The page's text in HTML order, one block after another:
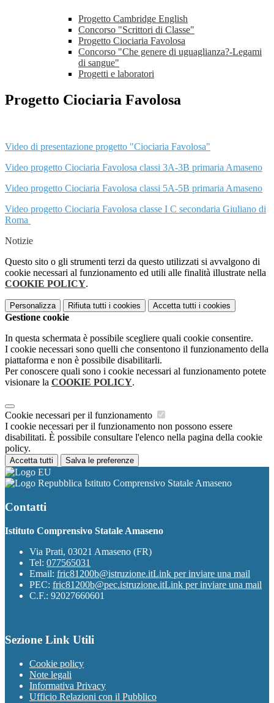
Progetto Cambridge English
Concorso "Scrittori di Classe"
Progetto Ciociaria Favolosa
Concorso "Che genere di uguaglianza?-Legami
di sangue"
Progetti e laboratori
Progetto Ciociaria Favolosa
Video di presentazione progetto "Ciociaria Favolosa"
Video progetto Ciociaria Favolosa classi 3A-3B primaria Amaseno
Video progetto Ciociaria Favolosa classi 5A-5B primaria Amaseno
Video progetto Ciociaria Favolosa classe I C secondaria Giuliano di
Roma
Notizie
Questo sito o gli strumenti terzi da questo utilizzati si avvalgono di
cookie necessari al funzionamento ed utili alle finalità illustrate nella
COOKIE POLICY.
Personalizza Rifiuta tutti i cookies Accetta tutti i cookies
Gestione cookie
In questa schermata è possibile scegliere quali cookie consentire.
I cookie necessari sono quelli che consentono il funzionamento della
piattaforma e non è possibile disabilitarli.
Per conoscere quali sono i cookie necessari al funzionamento potete
visionare la COOKIE POLICY.
Cookie necessari per il funzionamento
I cookie necessari per il funzionamento non possono essere
disabilitati. È possibile consultare l'elenco nella pagina della cookie
policy.
Accetta tutti Salva le preferenze
Istituto Comprensivo Statale Amaseno
Contatti
Istituto Comprensivo Statale Amaseno
Via Prati, 03021 Amaseno (FR)
Tel: 077565031
Email: fric81200b@istruzione.itLink per inviare una mail
PEC: fric81200b@pec.istruzione.itLink per inviare una mail
C.F.: 92027660601
Sezione Link Utili
Cookie policy
Note legali
Informativa Privacy
Ufficio Relazioni con il Pubblico